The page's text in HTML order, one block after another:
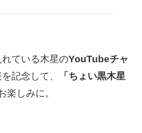
ている木星のYouTubeチャ
記念して、
「ちょい黒木星
楽しみに。